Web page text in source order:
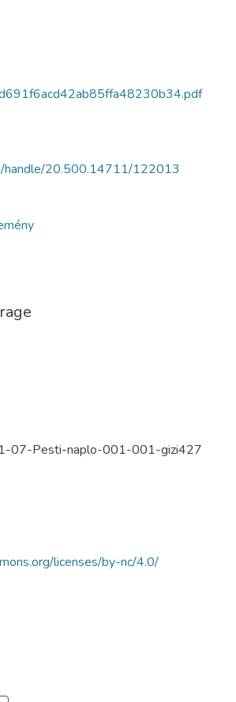
handle/20.500.14711/122013
07-Pesti-naplo-001-001-gizi427
licenses/by-nc/4.0/